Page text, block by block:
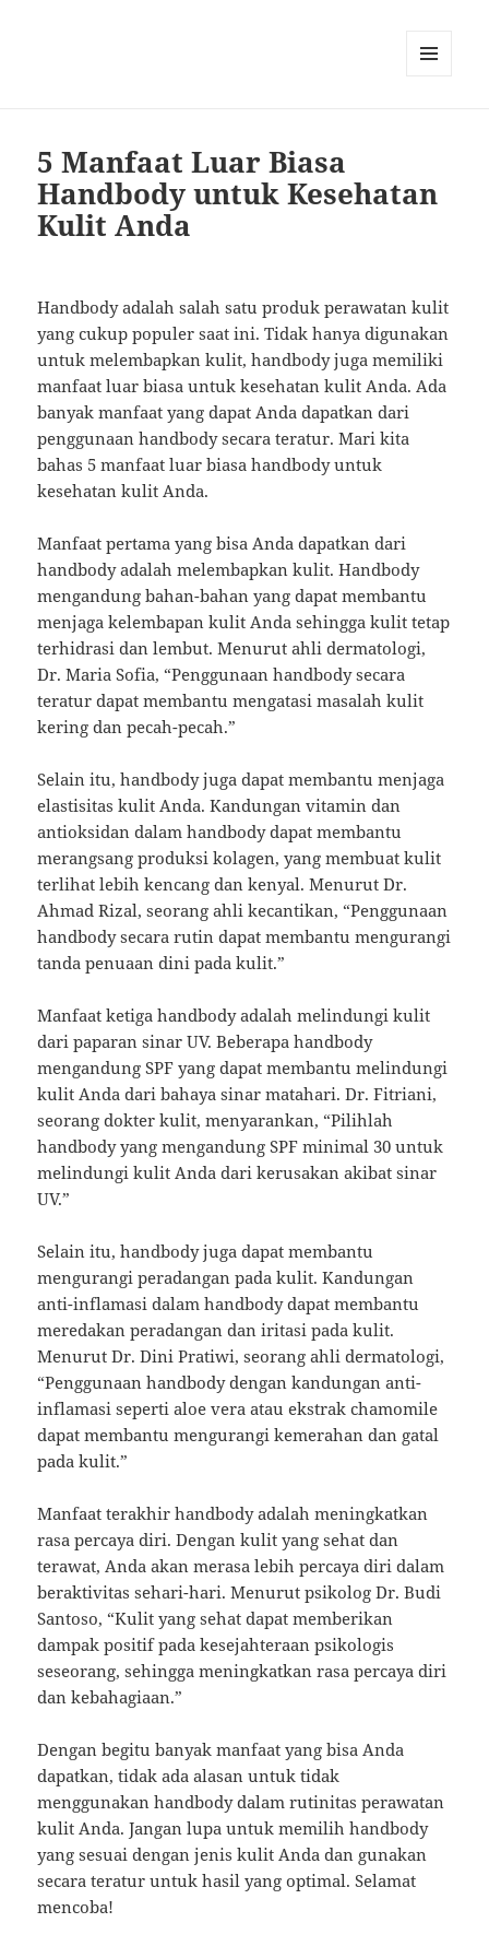
5 Manfaat Luar Biasa
Handbody untuk Kesehatan
Kulit Anda
Handbody adalah salah satu produk perawatan kulit
yang cukup populer saat ini. Tidak hanya digunakan
untuk melembapkan kulit, handbody juga memiliki
manfaat luar biasa untuk kesehatan kulit Anda. Ada
banyak manfaat yang dapat Anda dapatkan dari
penggunaan handbody secara teratur. Mari kita
bahas 5 manfaat luar biasa handbody untuk
kesehatan kulit Anda.
Manfaat pertama yang bisa Anda dapatkan dari
handbody adalah melembapkan kulit. Handbody
mengandung bahan-bahan yang dapat membantu
menjaga kelembapan kulit Anda sehingga kulit tetap
terhidrasi dan lembut. Menurut ahli dermatologi,
Dr. Maria Sofia, “Penggunaan handbody secara
teratur dapat membantu mengatasi masalah kulit
kering dan pecah-pecah.”
Selain itu, handbody juga dapat membantu menjaga
elastisitas kulit Anda. Kandungan vitamin dan
antioksidan dalam handbody dapat membantu
merangsang produksi kolagen, yang membuat kulit
terlihat lebih kencang dan kenyal. Menurut Dr.
Ahmad Rizal, seorang ahli kecantikan, “Penggunaan
handbody secara rutin dapat membantu mengurangi
tanda penuaan dini pada kulit.”
Manfaat ketiga handbody adalah melindungi kulit
dari paparan sinar UV. Beberapa handbody
mengandung SPF yang dapat membantu melindungi
kulit Anda dari bahaya sinar matahari. Dr. Fitriani,
seorang dokter kulit, menyarankan, “Pilihlah
handbody yang mengandung SPF minimal 30 untuk
melindungi kulit Anda dari kerusakan akibat sinar
UV.”
Selain itu, handbody juga dapat membantu
mengurangi peradangan pada kulit. Kandungan
anti-inflamasi dalam handbody dapat membantu
meredakan peradangan dan iritasi pada kulit.
Menurut Dr. Dini Pratiwi, seorang ahli dermatologi,
“Penggunaan handbody dengan kandungan anti-
inflamasi seperti aloe vera atau ekstrak chamomile
dapat membantu mengurangi kemerahan dan gatal
pada kulit.”
Manfaat terakhir handbody adalah meningkatkan
rasa percaya diri. Dengan kulit yang sehat dan
terawat, Anda akan merasa lebih percaya diri dalam
beraktivitas sehari-hari. Menurut psikolog Dr. Budi
Santoso, “Kulit yang sehat dapat memberikan
dampak positif pada kesejahteraan psikologis
seseorang, sehingga meningkatkan rasa percaya diri
dan kebahagiaan.”
Dengan begitu banyak manfaat yang bisa Anda
dapatkan, tidak ada alasan untuk tidak
menggunakan handbody dalam rutinitas perawatan
kulit Anda. Jangan lupa untuk memilih handbody
yang sesuai dengan jenis kulit Anda dan gunakan
secara teratur untuk hasil yang optimal. Selamat
mencoba!